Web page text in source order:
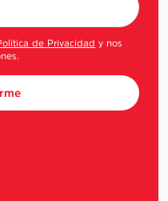
de Privacidad y nos